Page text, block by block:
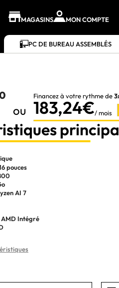
MAGASINS MON COMPTE
PC DE BUREAU ASSEMBLÉS
ou
Financez à votre rythme de
183,24€/ mois
pouces
AI 7
AMD Intégré